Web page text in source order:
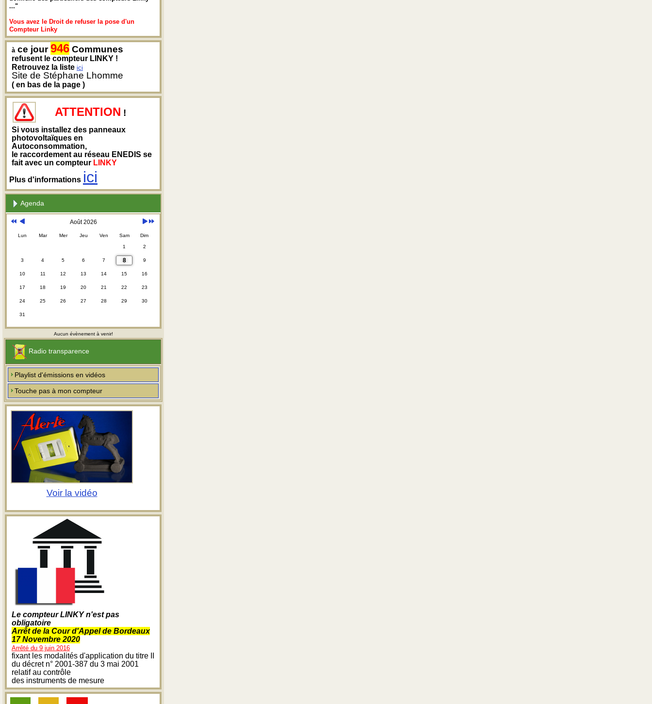
..."
Vous avez le Droit de refuser la pose d'un
Compteur Linky
à ce jour946 Communes
refusent le compteur LINKY !
Retrouvez la liste ici
Site de Stéphane Lhomme
( en bas de la page )
ATTENTION !
Si vous installez des panneaux
photovoltaïques en
Autoconsommation,
le raccordement au réseau ENEDIS se
fait avec un compteur LINKY
Plus d'informations ici
Agenda
Août 2026
Lun Mar Mer Jeu Ven Sam Dim
1 2
3 4 5 6 7 8 9
10 11 12 13 14 15 16
17 18 19 20 21 22 23
24 25 26 27 28 29 30
31
Aucun évènement à venir!
Radio transparence
Playlist d'émissions en vidéos
Touche pas à mon compteur
Voir la vidéo
Le compteur LINKY n'est pas
obligatoire
Arrêt de la Cour d'Appel de Bordeaux
17 Novembre 2020
Arrêté du 9 juin 2016
fixant les modalités d'application du titre II
du décret n° 2001-387 du 3 mai 2001
relatif au contrôle
des instruments de mesure